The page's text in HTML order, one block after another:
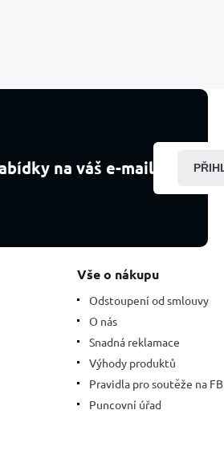
na váš e-mail
Vše o nákupu
Odstoupení od smlouvy
O nás
Snadná reklamace
Výhody produktů
Pravidla pro soutěže na FB
Puncovní úřad